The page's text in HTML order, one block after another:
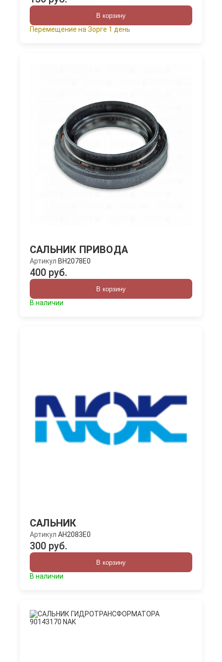
В корзину
Перемещение на Зорге 1 день
САЛЬНИК ПРИВОДА
Артикул BH2078E0
400 руб.
В корзину
В наличии
САЛЬНИК
Артикул AH2083E0
300 руб.
В корзину
В наличии